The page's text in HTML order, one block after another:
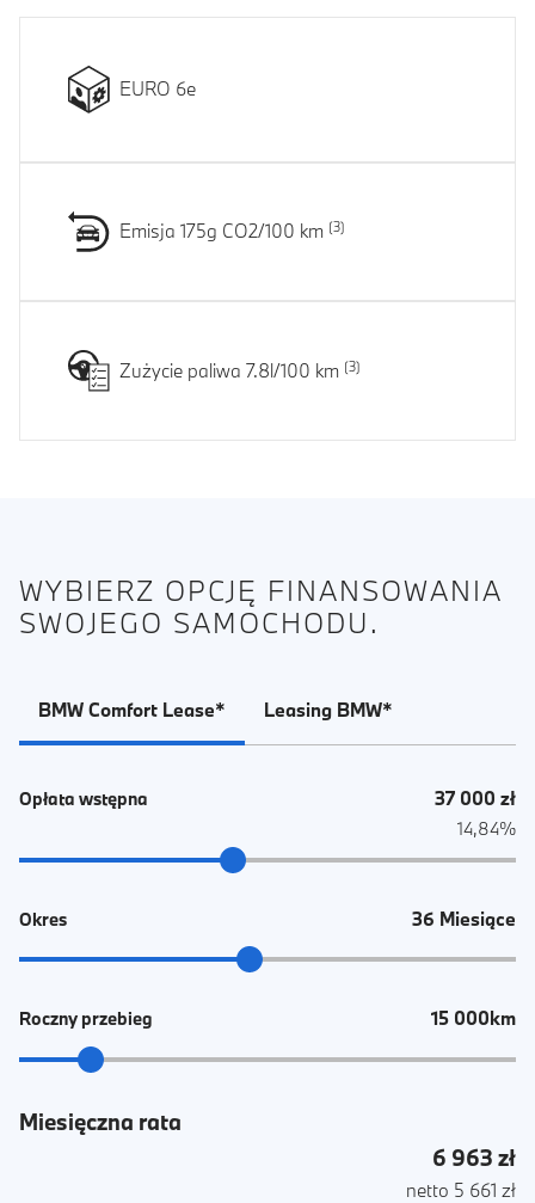
EURO 6e
Emisja 175g CO2/100 km
Zużycie paliwa 7.8l/100 km
WYBIERZ OPCJĘ FINANSOWANIA
SWOJEGO SAMOCHODU.
BMW Comfort Lease* Leasing BMW*
Opłata wstępna 37 000 zł
14,84%
Okres 36 Miesiące
Roczny przebieg 15 000km
Miesięczna rata
6 963 zł
netto 5 661 zł